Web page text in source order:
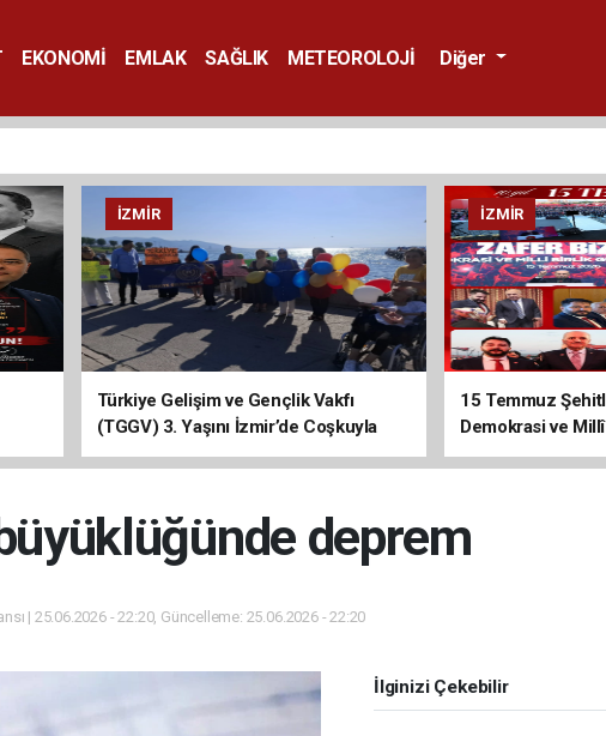
EKONOMİ EMLAK SAĞLIK
METEOROLOJİ
Diğer
İZMIR
Türkiye Gelişim ve Gençlik Vakfı
(TGGV) 3. Yaşını İzmir’de Coşkuyla
Kutladı
İZMIR
15 Temmuz
Demokrasi ve
Programına
deprem
| 25.06.2026 - 22:20, Güncelleme: 25.06.2026 - 22:20
İlginizi Çekebilir